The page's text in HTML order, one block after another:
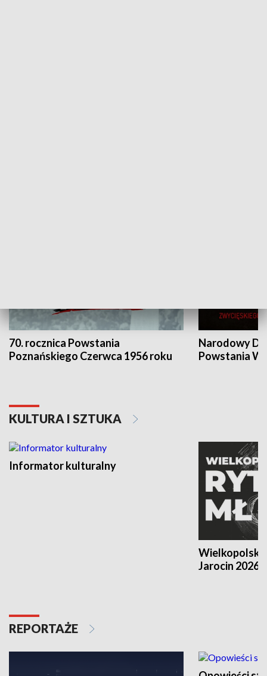
70. rocznica Powstania
Poznańskiego Czerwca 1956 roku
Narodowy
Powstania
KULTURA I SZTUKA
Informator kulturalny
Jarocin 2026
REPORTAŻE